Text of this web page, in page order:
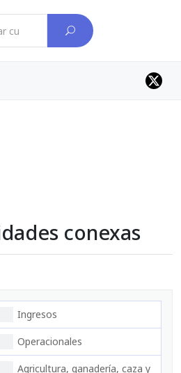
conexas
Ingresos
Operacionales
Agricultura, ganadería, caza y